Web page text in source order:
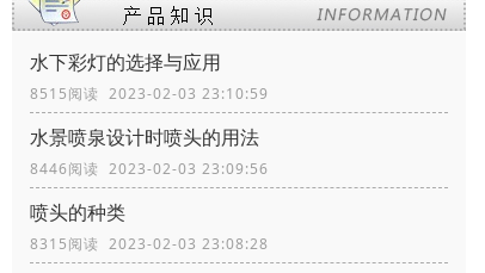
水下彩灯的选择与应用
8515阅读 2023-02-03 23:10:59
水景喷泉设计时喷头的用法
8446阅读 2023-02-03 23:09:56
喷头的种类
8315阅读 2023-02-03 23:08:28